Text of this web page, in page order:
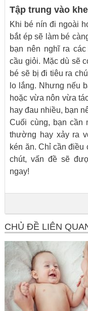
Tập trung vào
Khi bé nín đi ngoài
bắt ép sẽ làm bé
bạn nên nghĩ ra
cầu giỏi. Mặc dù sẽ
bé sẽ bị đi tiêu ra
lo lắng. Nhưng nếu
hoặc vừa nôn vừa
hay đau nhiều, bạn
Cuối cùng, bạn cần
thường hay xảy ra
kén ăn. Chỉ cần
chút, vấn đề sẽ
ngay!
CHỦ ĐỀ LIÊN